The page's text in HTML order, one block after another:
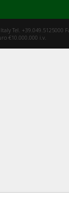
Tel. +39.049.5125000
€10.000.000 i.v.